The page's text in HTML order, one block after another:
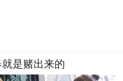
是赌出来的